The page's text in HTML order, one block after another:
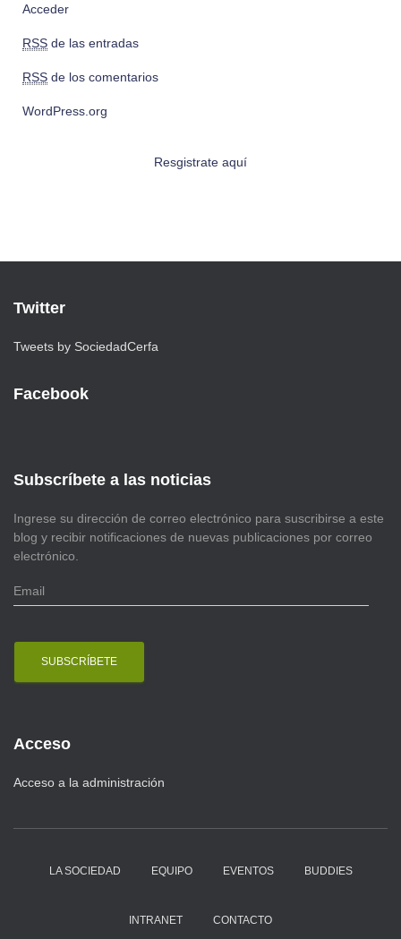
Acceder
RSS de las entradas
RSS de los comentarios
WordPress.org
Resgistrate aquí
Twitter
Tweets by SociedadCerfa
Facebook
Subscríbete a las noticias
Ingrese su dirección de correo electrónico para suscribirse a este
blog y recibir notificaciones de nuevas publicaciones por correo
electrónico.
E
m
i
Acceso
Acceso a la administración
LA SOCIEDAD EQUIPO EVENTOS BUDDIES
INTRANET CONTACTO